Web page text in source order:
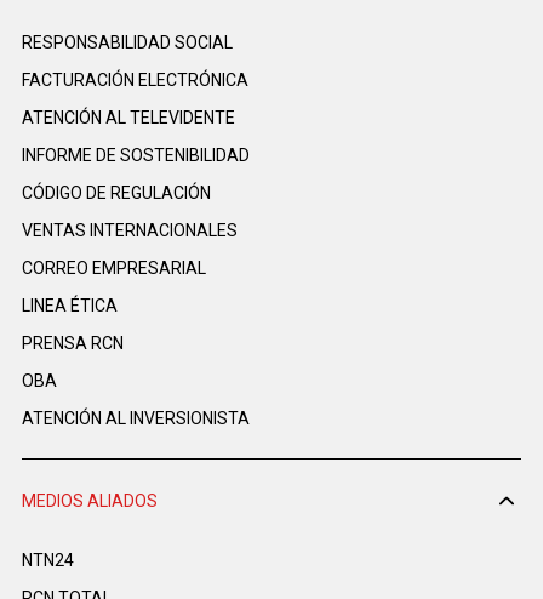
RESPONSABILIDAD SOCIAL
FACTURACIÓN ELECTRÓNICA
ATENCIÓN AL TELEVIDENTE
INFORME DE SOSTENIBILIDAD
CÓDIGO DE REGULACIÓN
VENTAS INTERNACIONALES
CORREO EMPRESARIAL
LINEA ÉTICA
PRENSA RCN
OBA
ATENCIÓN AL INVERSIONISTA
MEDIOS ALIADOS
NTN24